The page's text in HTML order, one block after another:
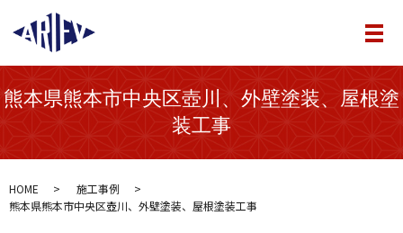
メ
熊本県熊本市中央区壺川、外壁塗装、屋根塗
装工事
HOME
施工事例
熊本県熊本市中央区壺川、外壁塗装、屋根塗装工事